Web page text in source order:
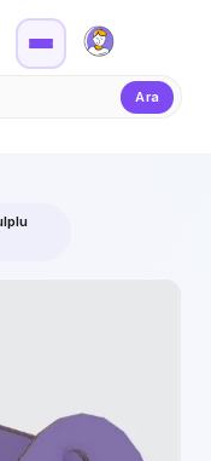
Firma Girişi
Ara